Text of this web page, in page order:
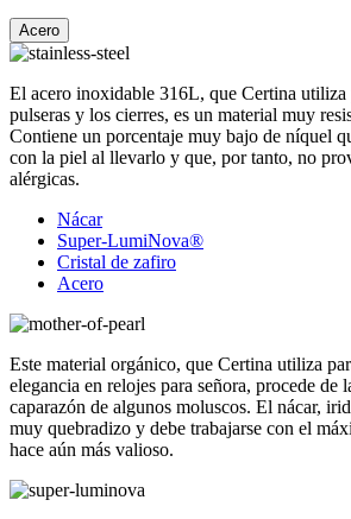
Acero
El acero inoxidable 316L, que Certina utiliza
pulseras y los cierres, es un material muy
Contiene un porcentaje muy bajo de níquel
con la piel al llevarlo y que, por tanto, no
alérgicas.
Nácar
Super-LumiNova®
Cristal de zafiro
Acero
Este material orgánico, que Certina utiliza
elegancia en relojes para señora, procede de
caparazón de algunos moluscos. El nácar,
muy quebradizo y debe trabajarse con el
hace aún más valioso.